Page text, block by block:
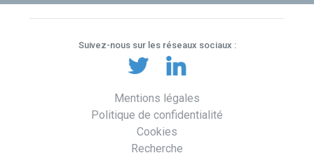
Suivez-nous sur les réseaux sociaux :
Mentions légales
Politique de confidentialité
Cookies
Recherche